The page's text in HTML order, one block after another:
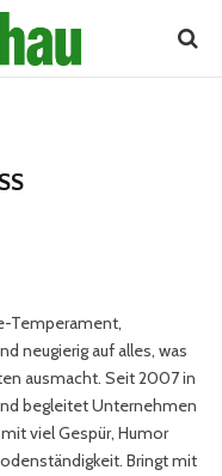
Temperament,
neugierig auf alles, was
ausmacht. Seit 2007 in
begleitet Unternehmen
viel Gespür, Humor
Bringt mit